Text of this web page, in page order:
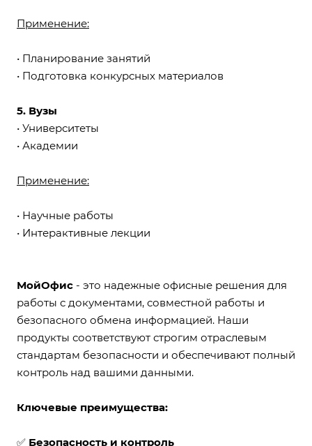
Применение:
• Планирование занятий
• Подготовка конкурсных материалов
5. Вузы
• Университеты
• Академии
Применение:
• Научные работы
• Интерактивные лекции
МойОфис - это надежные офисные решения для
работы с документами, совместной работы и
безопасного обмена информацией. Наши
продукты соответствуют строгим отраслевым
стандартам безопасности и обеспечивают полный
контроль над вашими данными.
Ключевые преимущества:
✅ Безопасность и контроль